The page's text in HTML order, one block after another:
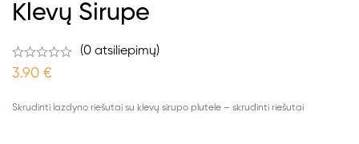
Klevų Sirupe
3.90 €
(0 atsiliepimų)
Skrudinti lazdyno riešutai su klevų sirupo plutele – skrudinti riešutai